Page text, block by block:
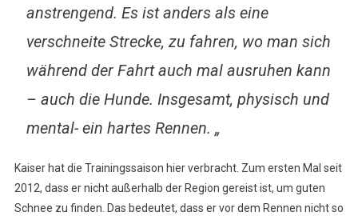
anstrengend. Es ist anders als eine
verschneite Strecke, zu fahren, wo man sich
während der Fahrt auch mal ausruhen kann
– auch die Hunde. Insgesamt, physisch und
mental- ein hartes Rennen. „
Kaiser hat die Trainingssaison hier verbracht. Zum ersten Mal seit
2012, dass er nicht außerhalb der Region gereist ist, um guten
Schnee zu finden. Das bedeutet, dass er vor dem Rennen nicht so